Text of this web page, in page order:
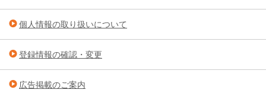
個人情報の取り扱いについて
登録情報の確認・変更
広告掲載のご案内